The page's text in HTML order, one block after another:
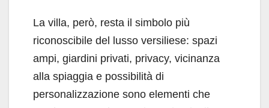
La villa, però, resta il simbolo più
riconoscibile del lusso versiliese: spazi
ampi, giardini privati, privacy, vicinanza
alla spiaggia e possibilità di
personalizzazione sono elementi che